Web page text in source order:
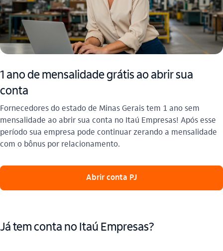
1 ano de mensalidade grátis ao abrir sua
conta
Fornecedores do estado de Minas Gerais tem 1 ano sem
mensalidade ao abrir sua conta no Itaú Empresas! Após esse
período sua empresa pode continuar zerando a mensalidade
com o bônus por relacionamento.
Abrir conta PJ
Já tem conta no Itaú Empresas?